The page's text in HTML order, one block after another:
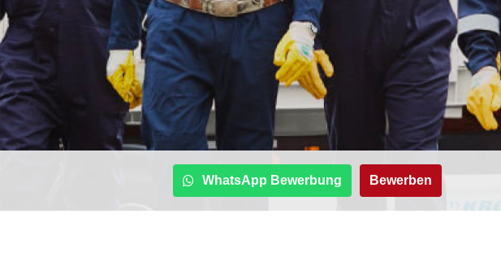
WhatsApp Bewerbung Bewerben